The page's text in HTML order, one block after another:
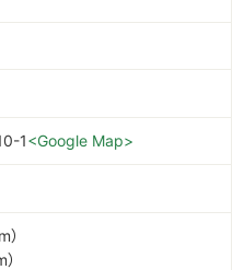
1<Google Map>